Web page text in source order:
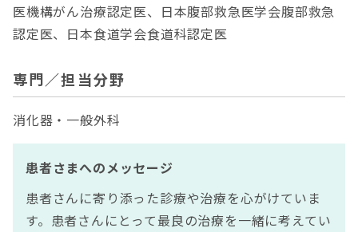
医機構がん治療認定医、日本腹部救急医学会腹部救急
認定医、日本食道学会食道科認定医
専門／担当分野
消化器・一般外科
患者さまへのメッセージ
患者さんに寄り添った診療や治療を心がけていま
す。患者さんにとって最良の治療を一緒に考えてい